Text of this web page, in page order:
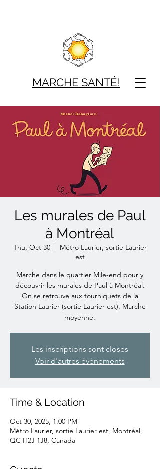
MARCHE SANTÉ!
Les murales de Paul
à Montréal
Thu, Oct 30
  |
Métro Laurier, sortie Laurier
est
Marche dans le quartier Mile-end pour y
découvrir les murales de Paul à Montréal.
On se retrouve aux tourniquets de la
Station Laurier (sortie Laurier est). Marche
moyenne.
Les inscriptions sont closes
Voir d'autres événements
Time & Location
Oct 30, 2025, 1:00 PM
Métro Laurier, sortie Laurier est, Montréal,
QC H2J 1J8, Canada